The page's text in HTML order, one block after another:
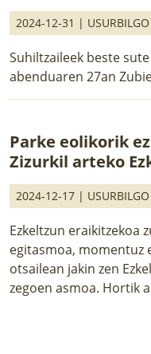
2024-12-31 |
Suhiltzaileek beste
abenduaren 27an
Parke eolikorik
Zizurkil arteko
2024-12-17 |
Ezkeltzun eraikitzekoa
egitasmoa, momentuz
otsailean jakin zen
zegoen asmoa. Hortik